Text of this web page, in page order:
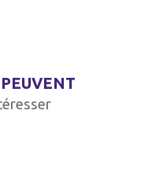
PEUVENT